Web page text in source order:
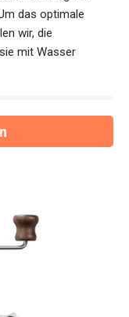
das optimale
wir, die
mit Wasser